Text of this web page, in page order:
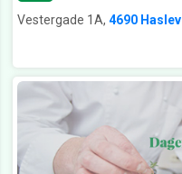
Vestergade 1A, 4690 Haslev